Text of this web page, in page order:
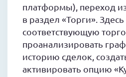
платформы), переход
в раздел «Торги».
соответствующую
проанализировать
историю сделок,
активировать опцию